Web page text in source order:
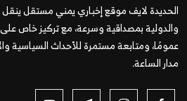
الحديدة لايف موقع إخباري يمني مستقل ينقل
والدولية بمصداقية وسرعة، مع تركيز خاص
عمومًا، ومتابعة مستمرة للأحداث السياسية
مدار الساعة.